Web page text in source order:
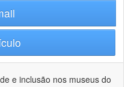
e inclusão nos museus do